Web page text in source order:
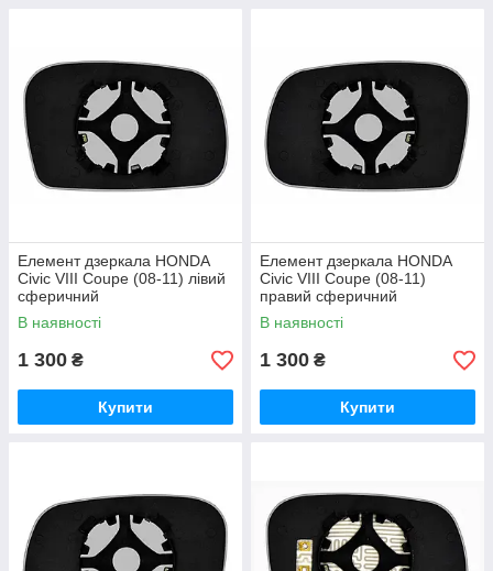
Елемент дзеркала HONDA
Civic VIII Coupe (08-11) лівий
сферичний
В наявності
1 300 ₴
Купити
Елемент дзеркала HONDA
Civic VIII Coupe (08-11)
правий сферичний
В наявності
1 300 ₴
Купити